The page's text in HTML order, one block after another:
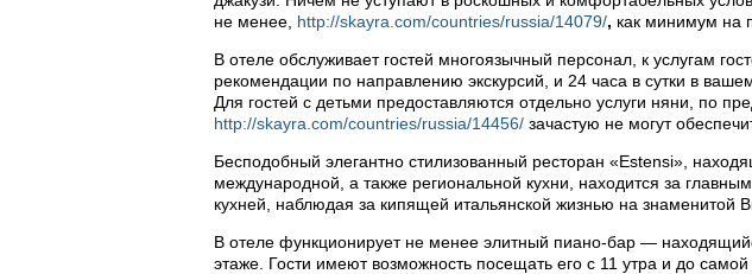
не менее, http://skayra.com/countries/russia/14079/, как минимум на
В отеле обслуживает гостей многоязычный персонал, к услугам
рекомендации по направлению экскурсий, и 24 часа в сутки в
Для гостей с детьми предоставляются отдельно услуги няни, по
http://skayra.com/countries/russia/14456/ зачастую не могут
Бесподобный элегантно стилизованный ресторан «Estensi»,
международной, а также региональной кухни, находится за
кухней, наблюдая за кипящей итальянской жизнью на знаменитой
В отеле функционирует не менее элитный пиано-бар —
этаже. Гости имеют возможность посещать его с 11 утра и до самой